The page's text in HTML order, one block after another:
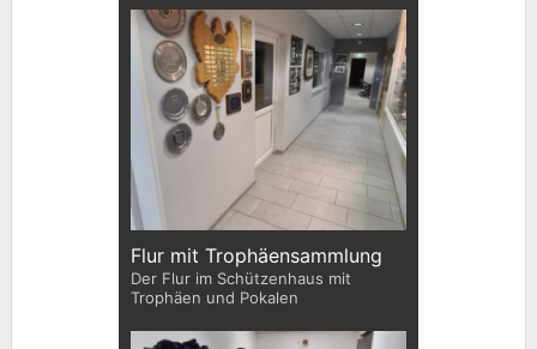
Flur mit Trophäensammlung
Der Flur im Schützenhaus mit
Trophäen und Pokalen